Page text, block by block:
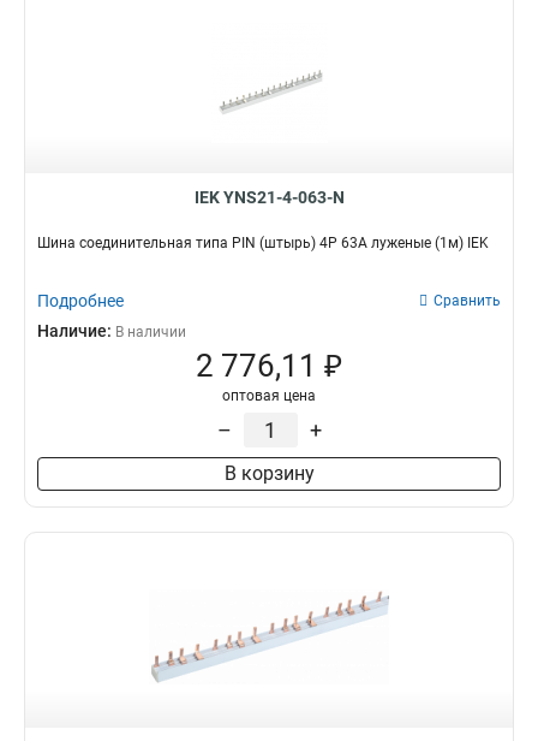
IEK YNS21-4-063-N
Шина соединительная типа PIN (штырь) 4P 63А луженые (1м) IEK
Подробнее Сравнить
Наличие: В наличии
2 776,11 ₽
оптовая цена
– +
В корзину